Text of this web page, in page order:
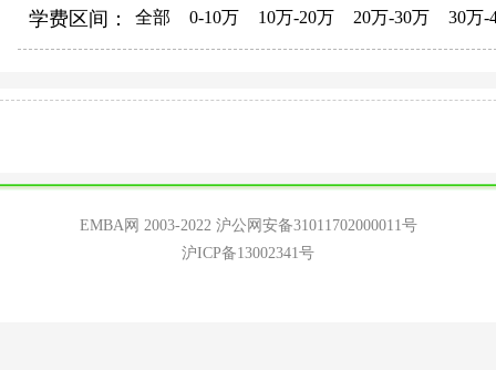
学费区间： 全部 0-10万 10万-20万 20万-30万 30万-
EMBA网 2003-2022 沪公网安备31011702000011号
沪ICP备13002341号